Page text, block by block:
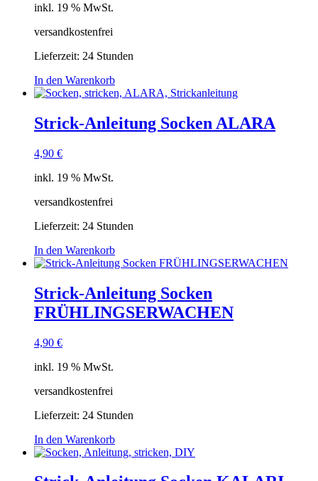
inkl. 19 % MwSt.
versandkostenfrei
Lieferzeit: 24 Stunden
In den Warenkorb
Strick-Anleitung Socken ALARA
4,90 €
inkl. 19 % MwSt.
versandkostenfrei
Lieferzeit: 24 Stunden
In den Warenkorb
Strick-Anleitung Socken
FRÜHLINGSERWACHEN
4,90 €
inkl. 19 % MwSt.
versandkostenfrei
Lieferzeit: 24 Stunden
In den Warenkorb